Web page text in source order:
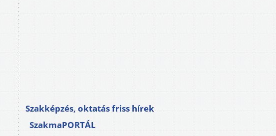
Szakképzés, oktatás friss hírek
SzakmaPORTÁL